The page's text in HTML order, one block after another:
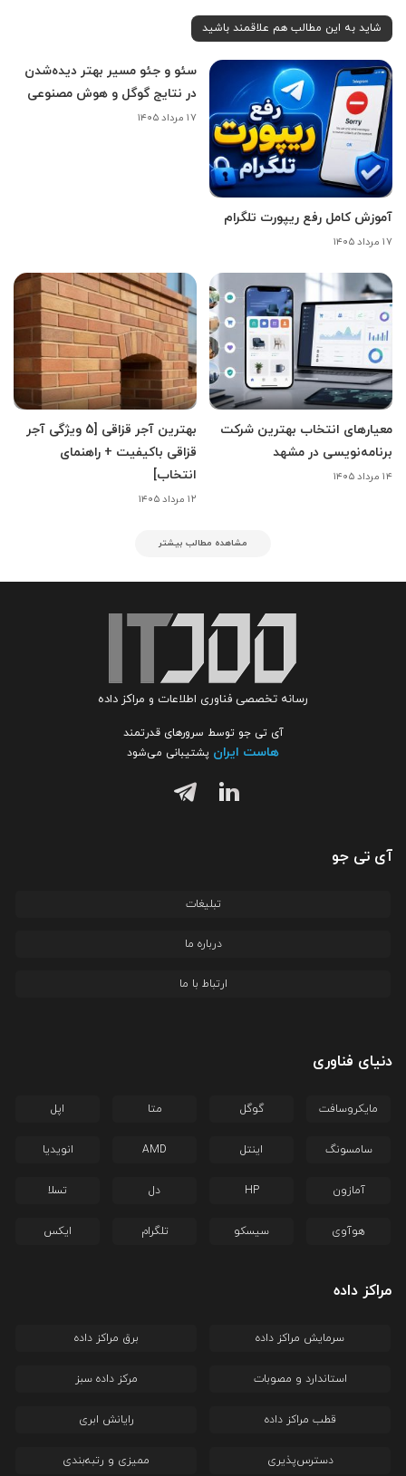
شاید به این مطالب هم علاقمند باشید
آموزش کامل رفع ریپورت تلگرام
۱۷ مرداد ۱۴۰۵
سئو و جئو مسیر بهتر دیده‌شدن
در نتایج گوگل و هوش مصنوعی
۱۷ مرداد ۱۴۰۵
معیارهای انتخاب بهترین شرکت
برنامه‌نویسی در مشهد
۱۴ مرداد ۱۴۰۵
بهترین آجر قزاقی [5 ویژگی آجر
قزاقی باکیفیت + راهنمای
انتخاب]
۱۲ مرداد ۱۴۰۵
مشاهده مطالب بیشتر
رسانه تخصصی فناوری اطلاعات و مراکز داده
آی تی جو توسط سرورهای قدرتمند
هاست ایران پشتیبانی می‌شود
آی تی جو
تبلیغات
درباره ما
ارتباط با ما
دنیای فناوری
مایکروسافت گوگل متا اپل
سامسونگ اینتل AMD انویدیا
آمازون HP دل تسلا
هوآوی سیسکو تلگرام ایکس
مراکز داده
سرمایش مراکز داده برق مراکز داده
استاندارد و مصوبات مرکز داده سبز
قطب مراکز داده رایانش ابری
دسترس‌پذیری ممیزی و رتبه‌بندی